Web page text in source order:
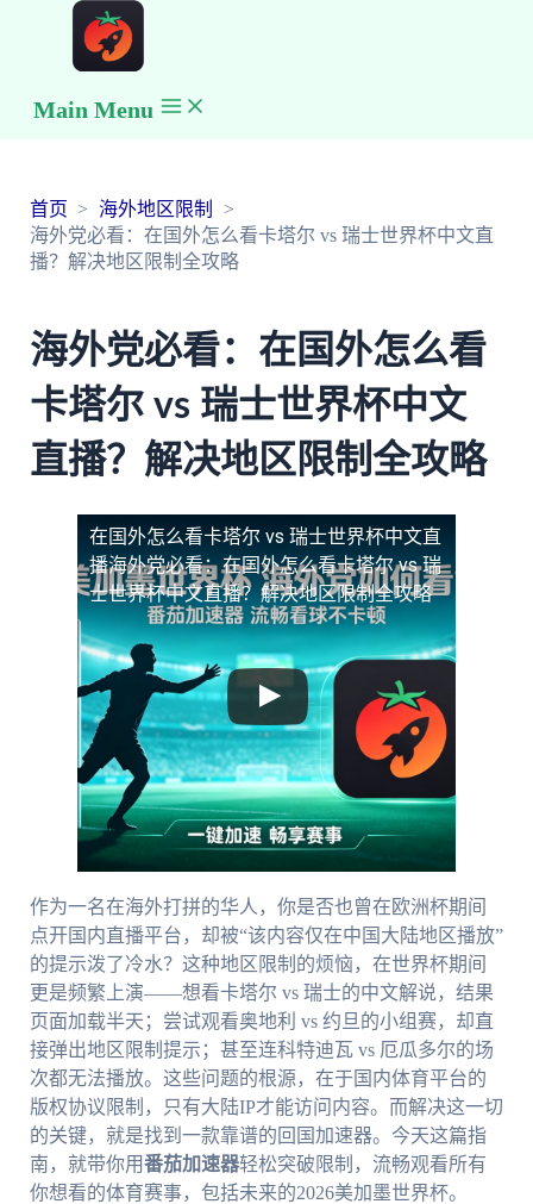
Main Menu
首页
海外地区限制
海外党必看：在国外怎么看卡塔尔 vs 瑞士世界杯中文直
播？解决地区限制全攻略
海外党必看：在国外怎么看
卡塔尔 vs 瑞士世界杯中文
直播？解决地区限制全攻略
在国外怎么看卡塔尔 vs 瑞士世界杯中文直
播海外党必看：在国外怎么看卡塔尔 vs 瑞
士世界杯中文直播？解决地区限制全攻略
作为一名在海外打拼的华人，你是否也曾在欧洲杯期间
点开国内直播平台，却被“该内容仅在中国大陆地区播放”
的提示泼了冷水？这种地区限制的烦恼，在世界杯期间
更是频繁上演——想看卡塔尔 vs 瑞士的中文解说，结果
页面加载半天；尝试观看奥地利 vs 约旦的小组赛，却直
接弹出地区限制提示；甚至连科特迪瓦 vs 厄瓜多尔的场
次都无法播放。这些问题的根源，在于国内体育平台的
版权协议限制，只有大陆IP才能访问内容。而解决这一切
的关键，就是找到一款靠谱的回国加速器。今天这篇指
南，就带你用番茄加速器轻松突破限制，流畅观看所有
你想看的体育赛事，包括未来的2026美加墨世界杯。